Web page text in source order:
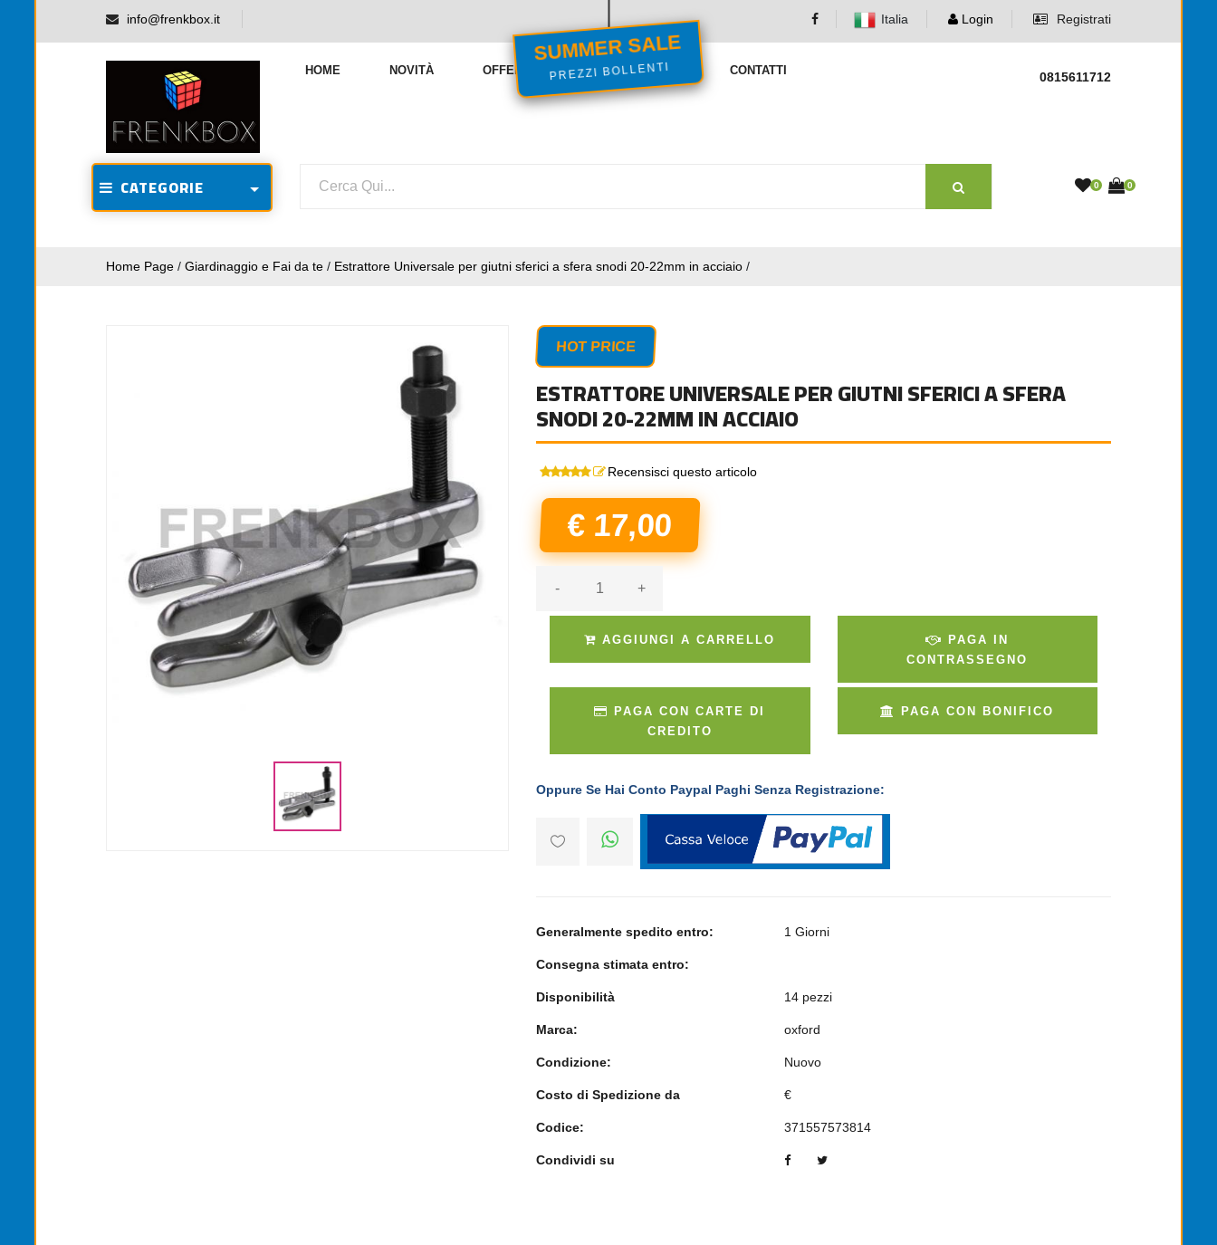
SUMMER SALE
PREZZI BOLLENTI
info@frenkbox.it Italia Login Registrati
HOME NOVITÀ OFFERTE VENDITE FLASH CONTATTI 0815611712
CATEGORIE 0 0
Home Page / Giardinaggio e Fai da te / Estrattore Universale per giutni sferici a sfera snodi 20-22mm in acciaio /
HOT PRICE
ESTRATTORE UNIVERSALE PER GIUTNI SFERICI A SFERA
SNODI 20-22MM IN ACCIAIO
Recensisci questo articolo
€ 17,00
- +
AGGIUNGI A CARRELLO
CONTRASSEGNO
CREDITO
PAGA CON BONIFICO
Oppure Se Hai Conto Paypal Paghi Senza Registrazione:
Generalmente spedito entro: 1 Giorni
Consegna stimata entro:
Disponibilità 14 pezzi
Marca: oxford
Condizione: Nuovo
Costo di Spedizione da €
Codice: 371557573814
Condividi su